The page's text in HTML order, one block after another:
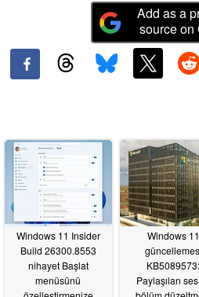
Add as a
source on
Windows 11 Insider
Build 26300.8553
nihayet Başlat
menüsünü
Windows 11
KB5089573:
Paylaşılan